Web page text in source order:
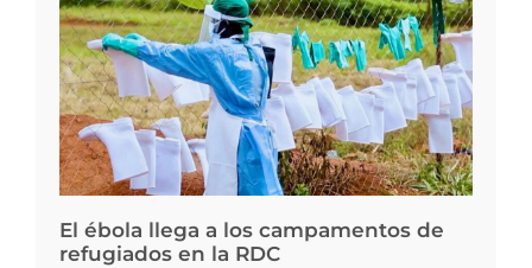
El ébola llega a los campamentos de
refugiados en la RDC